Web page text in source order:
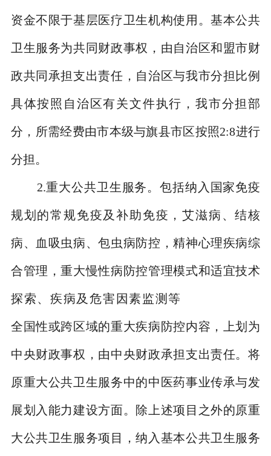
资金不限于基层医疗卫生机构使用。基本公共
卫生服务为共同财政事权，由自治区和盟市财
政共同承担支出责任，自治区与我市分担比例
具体按照自治区有关文件执行，我市分担部
分，所需经费由市本级与旗县市区按照2:8进行
分担。
2.重大公共卫生服务。包括纳入国家免疫
规划的常规免疫及补助免疫，艾滋病、结核
病、血吸虫病、包虫病防控，精神心理疾病综
合管理，重大慢性病防控管理模式和适宜技术
探索、疾病及危害因素监测等
全国性或跨区域的重大疾病防控内容，上划为
中央财政事权，由中央财政承担支出责任。将
原重大公共卫生服务中的中医药事业传承与发
展划入能力建设方面。除上述项目之外的原重
大公共卫生服务项目，纳入基本公共卫生服务